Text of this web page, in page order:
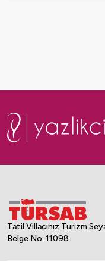
Tatil Villacınız Turizm
Belge No: 11098